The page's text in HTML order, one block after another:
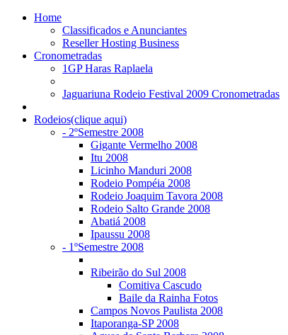
Home
Classificados e Anunciantes
Reseller Hosting Business
Cronometradas
1GP Haras Raplaela
Jaguariuna Rodeio Festival 2009 Cronometradas
Rodeios(clique aqui)
- 2ºSemestre 2008
Gigante Vermelho 2008
Itu 2008
Licinho Manduri 2008
Rodeio Pompéia 2008
Rodeio Joaquim Tavora 2008
Rodeio Salto Grande 2008
Abatiá 2008
Ipaussu 2008
- 1ºSemestre 2008
Ribeirão do Sul 2008
Comitiva Cascudo
Baile da Rainha Fotos
Campos Novos Paulista 2008
Itaporanga-SP 2008